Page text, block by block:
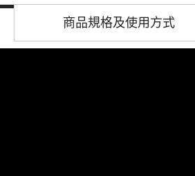
商品規格及使用方式